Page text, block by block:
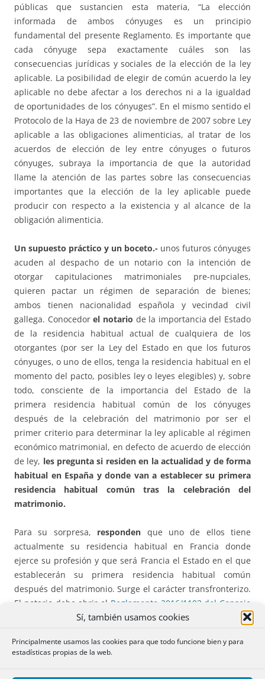
Sí, también usamos cookies
Principalmente usamos las cookies para que todo funcione bien y para
estadísticas propias de la web.
públicas que sustancien esta materia, “La elección
informada de ambos cónyuges es un principio
fundamental del presente Reglamento. Es importante que
cada cónyuge sepa exactamente cuáles son las
consecuencias jurídicas y sociales de la elección de la ley
aplicable. La posibilidad de elegir de común acuerdo la ley
aplicable no debe afectar a los derechos ni a la igualdad
de oportunidades de los cónyuges”. En el mismo sentido el
Protocolo de la Haya de 23 de noviembre de 2007 sobre Ley
aplicable a las obligaciones alimenticias, al tratar de los
acuerdos de elección de ley entre cónyuges o futuros
cónyuges, subraya la importancia de que la autoridad
llame la atención de las partes sobre las consecuencias
importantes que la elección de la ley aplicable puede
producir con respecto a la existencia y al alcance de la
obligación alimenticia.
Un supuesto práctico y un boceto.- unos futuros cónyuges
acuden al despacho de un notario con la intención de
otorgar capitulaciones matrimoniales pre-nupciales,
quieren pactar un régimen de separación de bienes;
ambos tienen nacionalidad española y vecindad civil
gallega. Conocedorel notario de la importancia del Estado
de la residencia habitual actual de cualquiera de los
otorgantes (por ser la Ley del Estado en que los futuros
cónyuges, o uno de ellos, tenga la residencia habitual en el
momento del pacto, posibles ley o leyes elegibles) y, sobre
todo, consciente de la importancia del Estado de la
primera residencia habitual común de los cónyuges
después de la celebración del matrimonio por ser el
primer criterio para determinar la ley aplicable al régimen
económico matrimonial, en defecto de acuerdo de elección
de ley, les pregunta si residen en la actualidad y de forma
habitual en España y donde van a establecer su primera
residencia habitual común tras la celebración del
matrimonio.
Para su sorpresa, responden que uno de ellos tiene
actualmente su residencia habitual en Francia donde
ejerce su profesión y que será Francia el Estado en el que
establecerán su primera residencia habitual común
después del matrimonio. Surge el carácter transfronterizo.
El notario debe abrir el Reglamento 2016/1103 del Consejo
de 24 de junio de 2016, por el que se establece una
ley aplicable, el reconocimiento y la ejecución de
resoluciones en materia de regímenes económicos